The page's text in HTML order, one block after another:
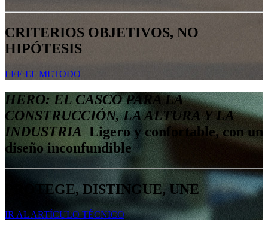
CRITERIOS OBJETIVOS, NO
HIPÓTESIS
LEE EL METODO
HERO: EL CASCO PARA LA
CONSTRUCCIÓN, LA ALTURA Y LA
INDUSTRIA Ligero y confortable, con un
diseño inconfundible
PROTEGE, DISTINGUE, UNE
IR AL ARTÍCULO TÉCNICO